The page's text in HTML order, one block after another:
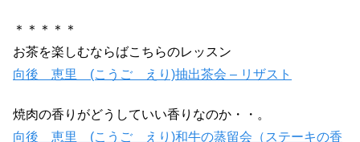
＊＊＊＊＊
お茶を楽しむならばこちらのレッスン
向後 恵里 (こうご えり)抽出茶会 – リザスト
焼肉の香りがどうしていい香りなのか・・。
向後 恵里 (こうご えり)和牛の蒸留会（ステーキの香